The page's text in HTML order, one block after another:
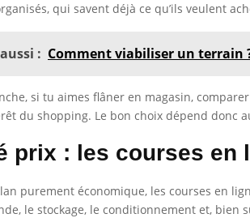
qui savent déjà ce qu’ils veulent
: Comment viabiliser un terrain
si tu aimes flâner en magasin,
du shopping. Le bon choix dépend donc
prix : les courses en
purement économique, les courses en
le stockage, le conditionnement et,